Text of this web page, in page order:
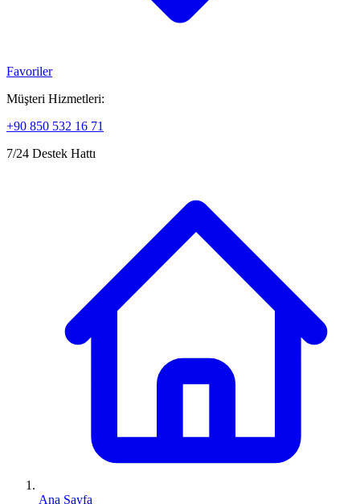
Favoriler
Müşteri Hizmetleri:
+90 850 532 16 71
7/24 Destek Hattı
Ana Sayfa